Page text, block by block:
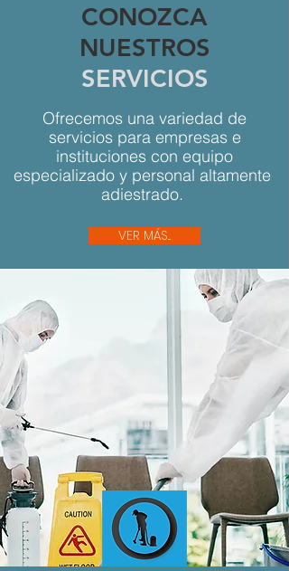
CONOZCA
NUESTROS
SERVICIOS
Ofrecemos una variedad de
servicios para empresas e
instituciones con equipo
especializado y personal altamente
adiestrado.
VER MÁS...